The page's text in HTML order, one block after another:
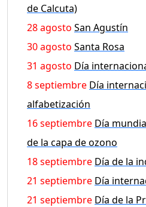
de Calcuta)
28 agosto San Agustín
30 agosto Santa Rosa
31 agosto Día
8 septiembre Día
alfabetización
16 septiembre Día
de la capa de ozono
18 septiembre Día de la
21 septiembre Día
21 septiembre Día de la